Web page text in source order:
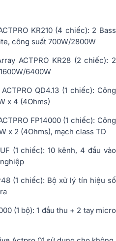
KR210 (4 chiếc): 2 Bass
công suất 700W/2800W
ACTPRO KR28 (2 chiếc): 2
6400W
QD4.13 (1 chiếc): Công
x 4 (4Ohms)
FP14000 (1 chiếc): Công
x 2 (4Ohms), mạch class TD
(1 chiếc): 10 kênh, 4 đầu vào
(1 chiếc): Bộ xử lý tín hiệu số
(1 bộ): 1 đầu thu + 2 tay micro